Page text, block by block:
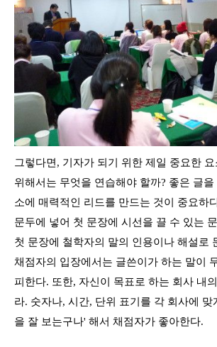
그렇다면, 기자가 되기 위한 제일 중요한 요
위해서는 무엇을 연습해야 할까? 좋은 글을
소에 매력적인 리드를 만드는 것이 중요하
문두에 넣어 첫 문장에 시선을 끌 수 있는
첫 문장에 철학자의 말의 인용이나 해설로
채점자의 입장에서는 글쓴이가 하는 말이
피한다. 또한, 자신이 목표로 하는 회사 내
라. 숫자나, 시간, 단위 표기를 각 회사에 맞
을 잘 보는구나' 해서 채점자가 좋아한다.